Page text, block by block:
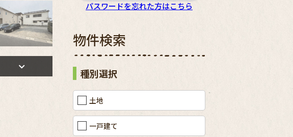
パスワードを忘れた方はこちら
物件検索
種別選択
土地
一戸建て